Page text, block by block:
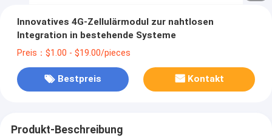
Innovatives 4G-Zellulärmodul zur nahtlosen
Integration in bestehende Systeme
Preis：$1.00 - $19.00/pieces
Bestpreis Kontakt
Produkt-Beschreibung